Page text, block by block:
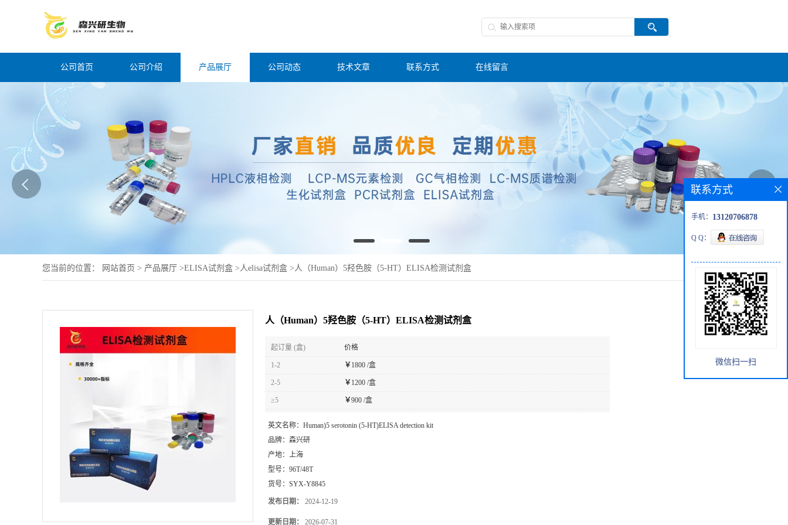
公司首页 公司介绍 产品展厅 公司动态 技术文章 联系方式 在线留言
您当前的位置： 网站首页 > 产品展厅 >ELISA试剂盒 >人elisa试剂盒 >人（Human）5羟色胺（5-HT）ELISA检测试剂盒
人（Human）5羟色胺（5-HT）ELISA检测试剂盒
起订量 (盒) 价格
1-2 ￥ 1800 /盒
2-5 ￥ 1200 /盒
≥5 ￥900 /盒
英文名称： Human)5 serotonin (5-HT)ELISA detection kit
品牌： 森兴研
产地： 上海
型号： 96T/48T
货号： SYX-Y8845
发布日期： 2024-12-19
更新日期： 2026-07-31
联系方式
手机： 13120706878
Q Q：
微信扫一扫